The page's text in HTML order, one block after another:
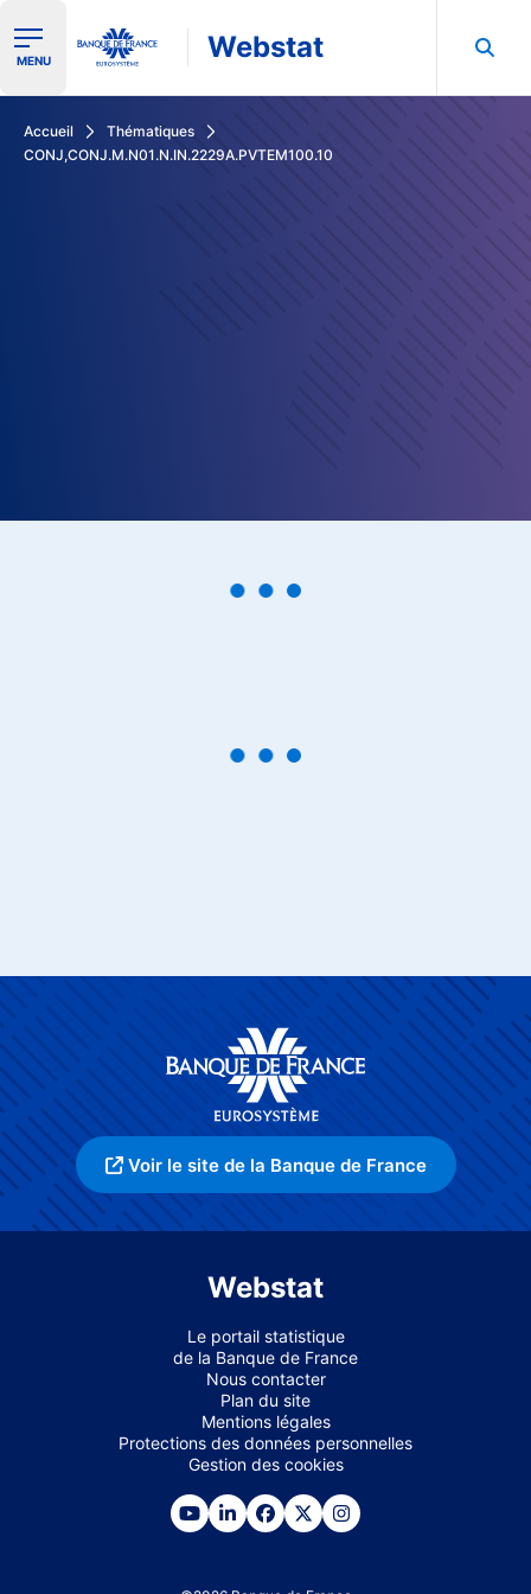
Ouvrir le menu de navigation
MENU Webstat
Accueil
Thématiques
CONJ,CONJ.M.N01.N.IN.2229A.PVTEM100.10
Voir le site de la Banque de France
Webstat
Le portail statistique
de la Banque de France
Nous contacter
Plan du site
Mentions légales
Protections des données personnelles
Gestion des cookies